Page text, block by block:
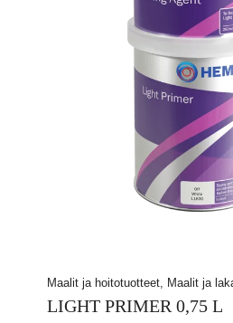
Maalit ja hoitotuotteet, Maalit ja
LIGHT PRIMER 0,75 L